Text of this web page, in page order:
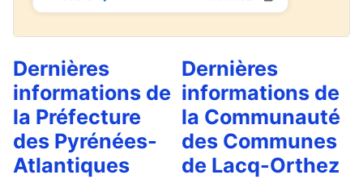
Dernières
informations de
la Préfecture
des Pyrénées-
Atlantiques
Dernières
informations de
la Communauté
des Communes
de Lacq-Orthez